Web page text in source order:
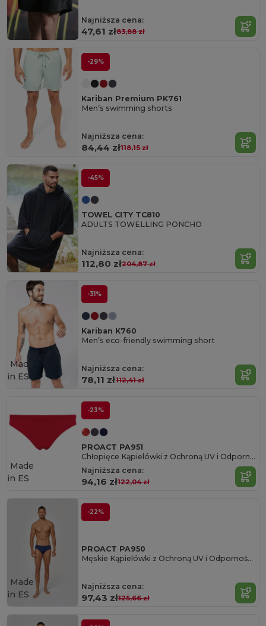
Najniższa cena:
47,61 zł83,88 zł
-29%
Kariban Premium PK761
Men’s swimming shorts
Najniższa cena:
84,44 zł118,15 zł
-45%
TOWEL CITY TC810
ADULTS TOWELLING PONCHO
Najniższa cena:
112,80 zł204,87 zł
-31%
Kariban K760
Men’s eco-friendly swimming short
Najniższa cena:
78,11 zł112,41 zł
Made
in ES
-23%
PROACT PA951
Chłopięce Kąpielówki z Ochroną UV i Odpornością na Chlor
Najniższa cena:
94,16 zł122,04 zł
Made
in ES
-22%
PROACT PA950
Męskie Kąpielówki z Ochroną UV i Odpornością na Chlor
Najniższa cena:
97,43 zł125,66 zł
Made
in ES